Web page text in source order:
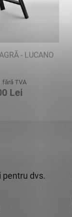
- LUCANO
fără TVA
Lei
dvs.